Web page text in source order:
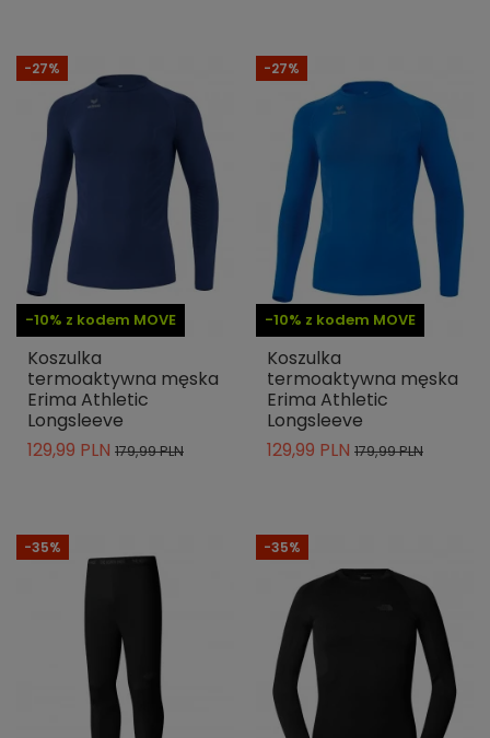
-10% z kodem MOVE
-27%
Koszulka
termoaktywna męska
Erima Athletic
Longsleeve
129,99 PLN 179,99 PLN
-10% z kodem MOVE
-27%
Koszulka
termoaktywna męska
Erima Athletic
Longsleeve
129,99 PLN 179,99 PLN
-35% -35%